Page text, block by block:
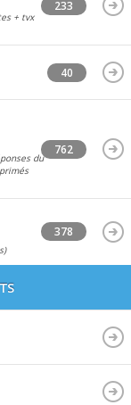
+ tvx
233
40
du
762
378